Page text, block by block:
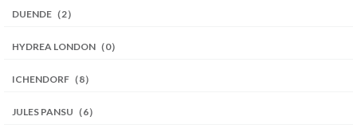
DUENDE（2）
HYDREA LONDON（0）
ICHENDORF（8）
JULES PANSU（6）